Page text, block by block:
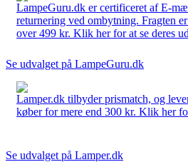
LampeGuru.dk er certificeret af E-
returnering ved ombytning. Fragten
over 499 kr. Klik her for at se deres
Se udvalget på LampeGuru.dk
Lamper.dk tilbyder prismatch, og
køber for mere end 300 kr. Klik her
Se udvalget på Lamper.dk